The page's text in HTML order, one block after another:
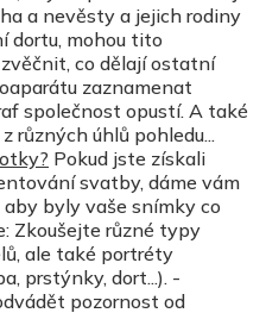
a nevěsty a jejich rodiny
dortu, mohou tito
co dělají ostatní
zaznamenat
společnost opustí. A také
různých úhlů pohledu...
Pokud jste získali
svatby, dáme vám
byly vaše snímky co
Zkoušejte různé typy
ale také portréty
prstýnky, dort...). -
pozornost od